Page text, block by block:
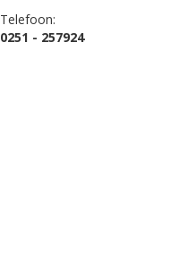
Telefoon:
0251 - 257924